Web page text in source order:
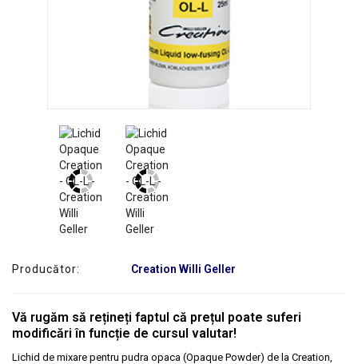
Producător: Creation Willi Geller
Vă rugăm să rețineți faptul că prețul poate suferi
modificări în funcție de cursul valutar!
Lichid de mixare pentru pudra opaca (Opaque Powder) de la Creation,